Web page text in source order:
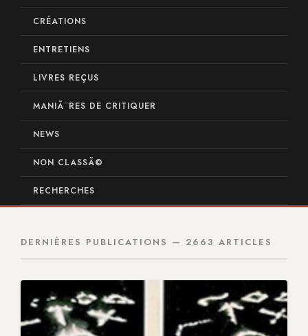
CRÉATIONS
ENTRETIENS
LIVRES REÇUS
MANIÃ¨RES DE CRITIQUER
NEWS
NON CLASSÃ©
RECHERCHES
DERNIÈRES PUBLICATIONS — 2663 ARTICLES